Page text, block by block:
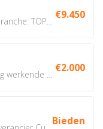
€9.450
€2.000
Bieden